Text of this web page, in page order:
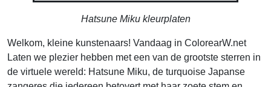
Hatsune Miku kleurplaten
Welkom, kleine kunstenaars! Vandaag in ColorearW.net
Laten we plezier hebben met een van de grootste sterren in
de virtuele wereld: Hatsune Miku, de turquoise Japanse